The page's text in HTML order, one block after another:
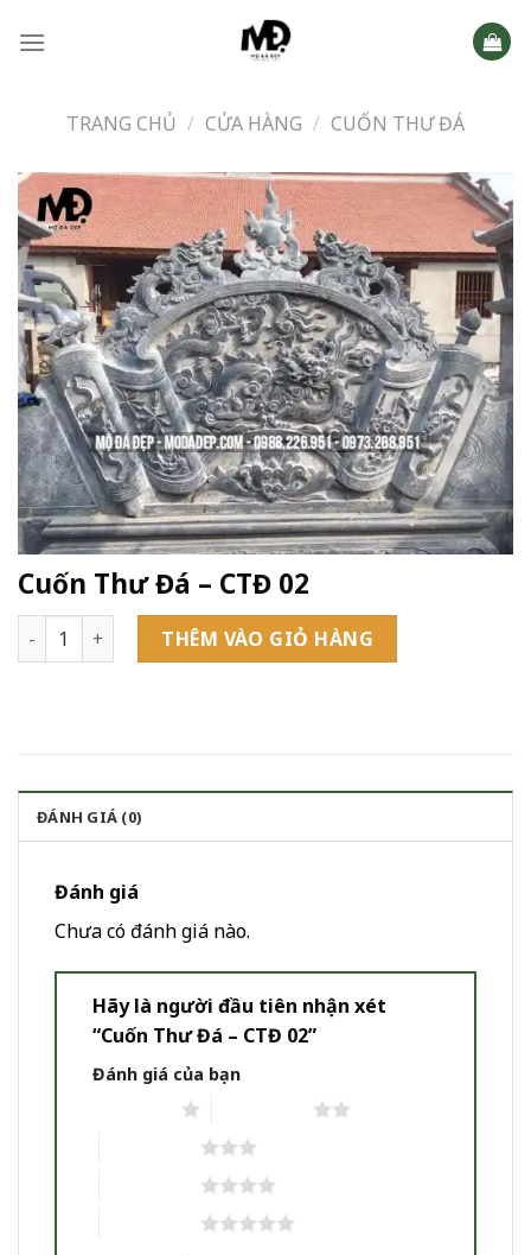
TRANG CHỦ / CỬA HÀNG / CUỐN THƯ ĐÁ
Cuốn Thư Đá – CTĐ 02
Cuốn Thư Đá - CTĐ 02 số lượng
THÊM VÀO GIỎ HÀNG
ĐÁNH GIÁ (0)
Đánh giá
Chưa có đánh giá nào.
Hãy là người đầu tiên nhận xét
“Cuốn Thư Đá – CTĐ 02”
Đánh giá của bạn